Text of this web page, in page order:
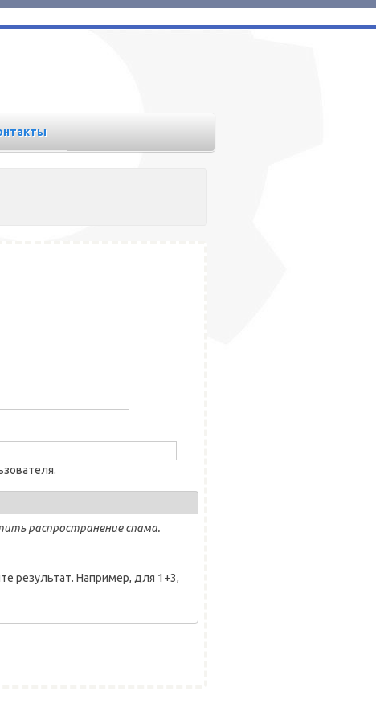
распространение спама.
результат. Например, для 1+3,